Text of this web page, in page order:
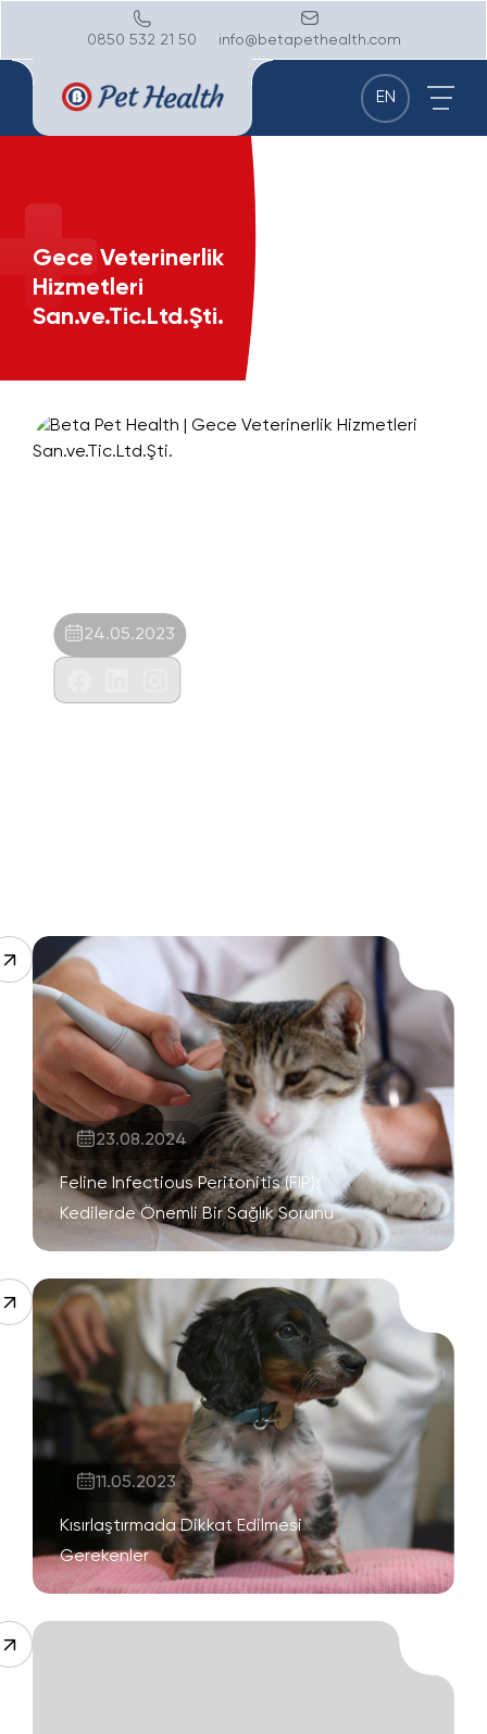
0850 532 21 50 info@betapethealth.com
EN
Gece Veterinerlik
Hizmetleri
San.ve.Tic.Ltd.Şti.
24.05.2023
23.08.2024
Feline Infectious Peritonitis (FIP):
Kedilerde Önemli Bir Sağlık Sorunu
11.05.2023
Kısırlaştırmada Dikkat Edilmesi
Gerekenler